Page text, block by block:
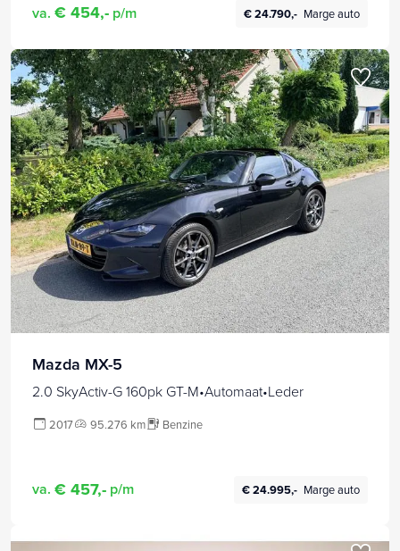
va. € 454,- p/m € 24.790,- Marge auto
Mazda MX-5
2.0 SkyActiv-G 160pk GT-M•Automaat•Leder
2017 95.276 km Benzine
va. € 457,- p/m € 24.995,- Marge auto